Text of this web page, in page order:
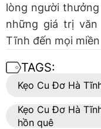
lòng người
những giá trị
Tĩnh đến mọi
TAGS:
Kẹo Cu Đơ Hà
Kẹo Cu Đơ Hà
hồn quê